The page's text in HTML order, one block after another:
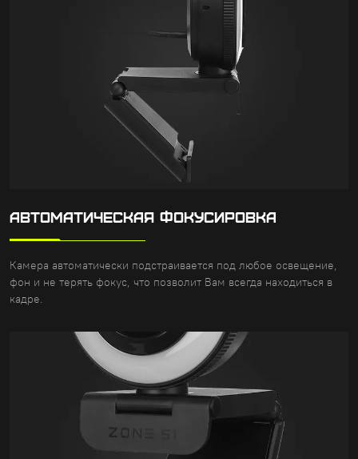
АВТОМАТИЧЕСКАЯ ФОКУСИРОВКА
Камера автоматически подстраивается под любое освещение,
фон и не терять фокус, что позволит Вам всегда находиться в
кадре.